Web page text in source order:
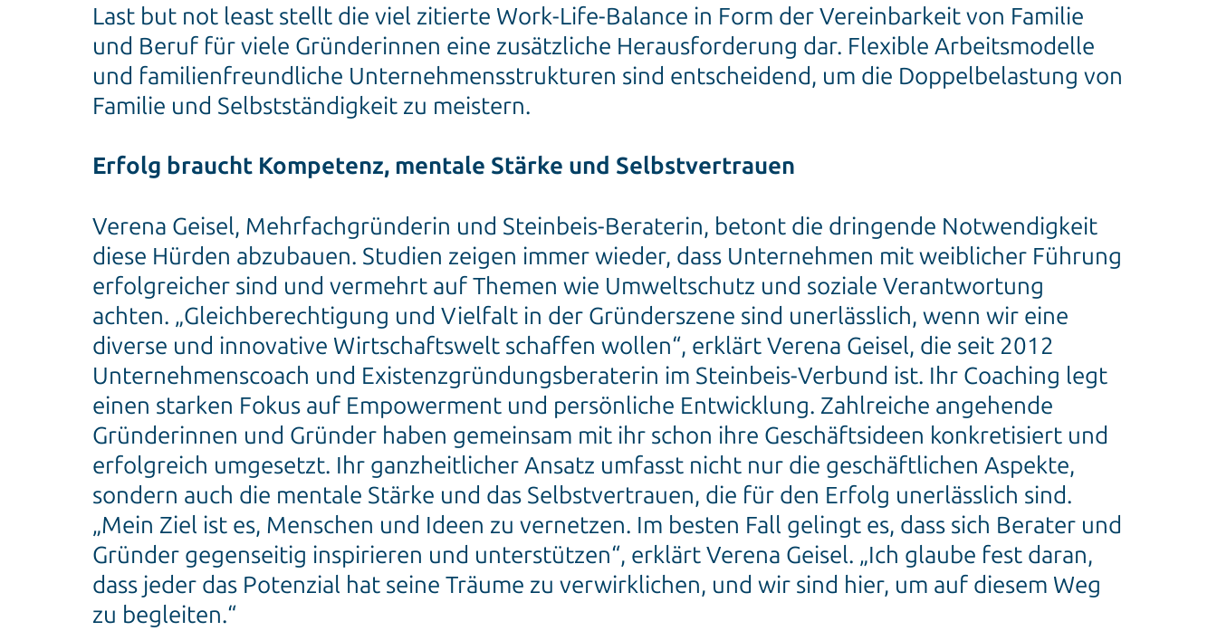
Last but not least stellt die viel zitierte Work-Life-Balance in Form der Vereinbarkeit von Familie
und Beruf für viele Gründerinnen eine zusätzliche Herausforderung dar. Flexible Arbeitsmodelle
und familienfreundliche Unternehmensstrukturen sind entscheidend, um die Doppelbelastung von
Familie und Selbstständigkeit zu meistern.
Erfolg braucht Kompetenz, mentale Stärke und Selbstvertrauen
Verena Geisel, Mehrfachgründerin und Steinbeis-Beraterin, betont die dringende Notwendigkeit
diese Hürden abzubauen. Studien zeigen immer wieder, dass Unternehmen mit weiblicher Führung
erfolgreicher sind und vermehrt auf Themen wie Umweltschutz und soziale Verantwortung
achten. „Gleichberechtigung und Vielfalt in der Gründerszene sind unerlässlich, wenn wir eine
diverse und innovative Wirtschaftswelt schaffen wollen“, erklärt Verena Geisel, die seit 2012
Unternehmenscoach und Existenzgründungsberaterin im Steinbeis-Verbund ist. Ihr Coaching legt
einen starken Fokus auf Empowerment und persönliche Entwicklung. Zahlreiche angehende
Gründerinnen und Gründer haben gemeinsam mit ihr schon ihre Geschäftsideen konkretisiert und
erfolgreich umgesetzt. Ihr ganzheitlicher Ansatz umfasst nicht nur die geschäftlichen Aspekte,
sondern auch die mentale Stärke und das Selbstvertrauen, die für den Erfolg unerlässlich sind.
„Mein Ziel ist es, Menschen und Ideen zu vernetzen. Im besten Fall gelingt es, dass sich Berater und
Gründer gegenseitig inspirieren und unterstützen“, erklärt Verena Geisel. „Ich glaube fest daran,
dass jeder das Potenzial hat seine Träume zu verwirklichen, und wir sind hier, um auf diesem Weg
zu begleiten.“